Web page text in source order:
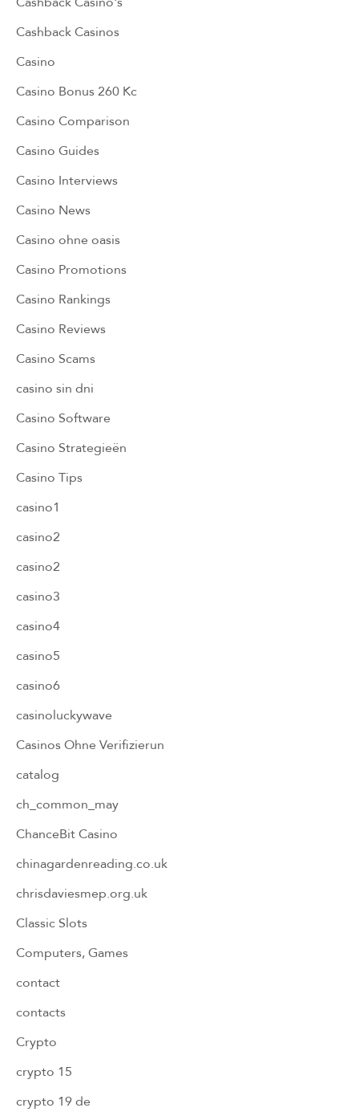
Cashback Casinos
Casino
Casino Bonus 260 Kc
Casino Comparison
Casino Guides
Casino Interviews
Casino News
Casino ohne oasis
Casino Promotions
Casino Rankings
Casino Reviews
Casino Scams
casino sin dni
Casino Software
Casino Strategieën
Casino Tips
casino1
casino2
casino2
casino3
casino4
casino5
casino6
casinoluckywave
Casinos Ohne Verifizierun
catalog
ch_common_may
ChanceBit Casino
chinagardenreading.co.uk
chrisdaviesmep.org.uk
Classic Slots
Computers, Games
contact
contacts
Crypto
crypto 15
crypto 19 de